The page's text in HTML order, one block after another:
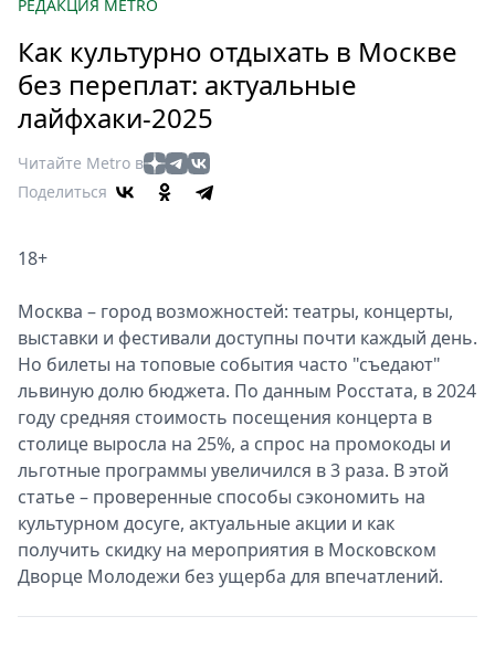
Мир
Здоровье
Еда
Туризм
Мода
Книги
Выставки
Пресс-
релизы
О
Metro
Стримы
Спецпроекты
Звезды
Выборы
Скачай
РЕДАКЦИЯ METRO
Как культурно отдыхать в Москве
без переплат: актуальные
лайфхаки-2025
Читайте Metro в
Поделиться
18+
Москва – город возможностей: театры, концерты,
выставки и фестивали доступны почти каждый день.
Но билеты на топовые события часто "съедают"
львиную долю бюджета. По данным Росстата, в 2024
году средняя стоимость посещения концерта в
столице выросла на 25%, а спрос на промокоды и
льготные программы увеличился в 3 раза. В этой
статье – проверенные способы сэкономить на
культурном досуге, актуальные акции и как
получить скидку на мероприятия в Московском
Дворце Молодежи без ущерба для впечатлений.